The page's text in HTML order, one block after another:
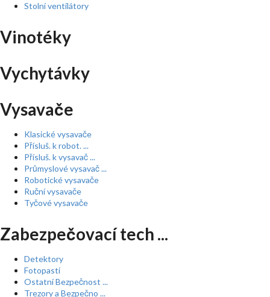
Stolní ventilátory
Vinotéky
Vychytávky
Vysavače
Klasické vysavače
Přísluš. k robot. ...
Přísluš. k vysavač ...
Průmyslové vysavač ...
Robotické vysavače
Ruční vysavače
Tyčové vysavače
Zabezpečovací tech ...
Detektory
Fotopasti
Ostatní Bezpečnost ...
Trezory a Bezpečno ...